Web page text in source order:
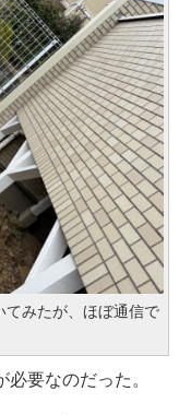
てみたが、ほぼ通信で
要なのだった。